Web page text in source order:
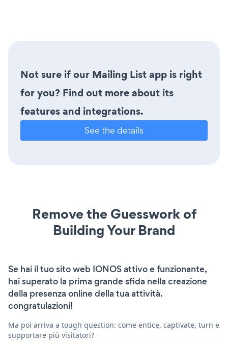
Not sure if our Mailing List app is right
for you? Find out more about its
features and integrations.
See the details
Remove the Guesswork of
Building Your Brand
Se hai il tuo sito web IONOS attivo e funzionante,
hai superato la prima grande sfida nella creazione
della presenza online della tua attività.
congratulazioni!
Ma poi arriva a tough question: come entice, captivate, turn e
supportare più visitatori?